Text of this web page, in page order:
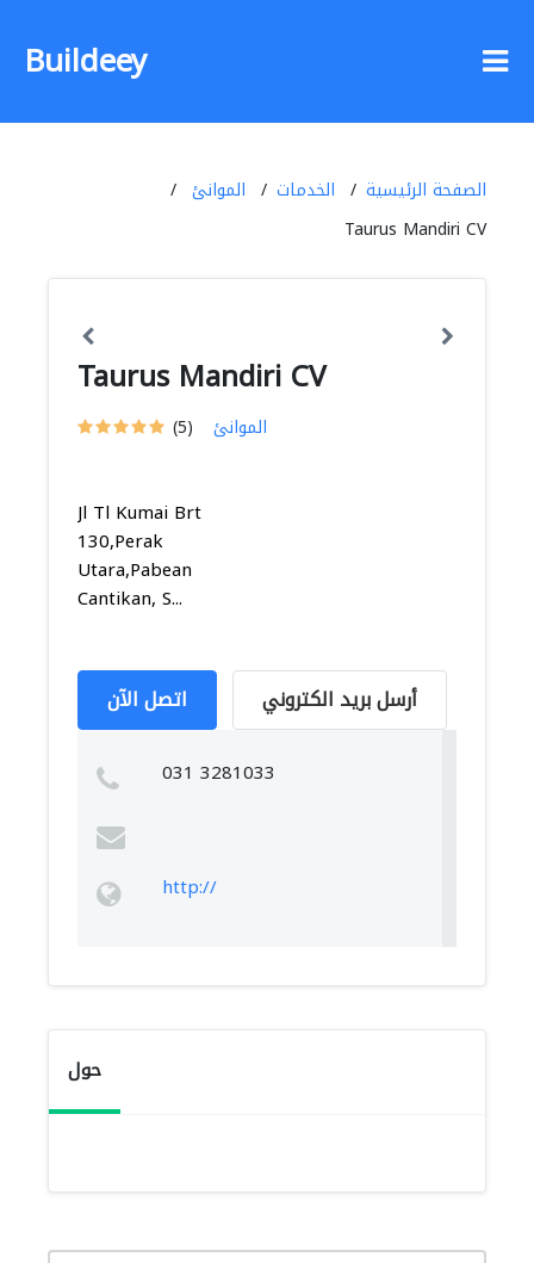
Buildeey
الصفحة الرئيسية الخدمات
الموانئ
Taurus Mandiri CV
Taurus Mandiri CV
(5) الموانئ
Jl Tl Kumai Brt
130,Perak
Utara,Pabean
Cantikan, S...
اتصل الآن أرسل بريد الكتروني
031 3281033
http://
حول